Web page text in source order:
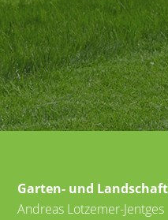
Garten- und
Andreas Lotzemer-Jentges